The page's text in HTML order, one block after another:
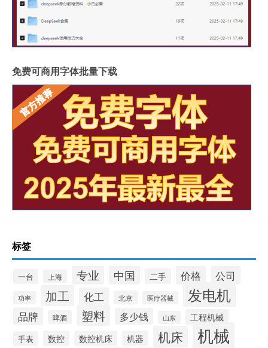
免费可商用字体批量下载
标签
一台 上海 专业 中国 二手 价格 公司
功率 加工 化工 北京 医疗器械 发电机
品牌 啤酒 塑料 多少钱 山东 工程机械
手表 数控 数控机床 机器 机床 机械